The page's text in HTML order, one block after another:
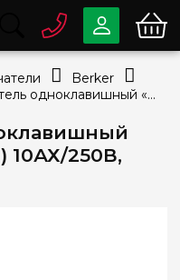
10АХ/250В,
33-63-07
334-79-78
Telegram
Berker
Выключатель одноклавишный «крест» (механизм) 10АХ/250В, Hager WDE3037